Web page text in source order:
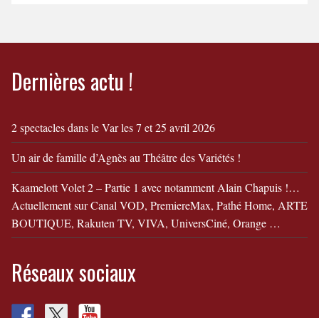
Dernières actu !
2 spectacles dans le Var les 7 et 25 avril 2026
Un air de famille d’Agnès au Théâtre des Variétés !
Kaamelott Volet 2 – Partie 1 avec notamment Alain Chapuis !…
Actuellement sur Canal VOD, PremiereMax, Pathé Home, ARTE
BOUTIQUE, Rakuten TV, VIVA, UniversCiné, Orange …
Réseaux sociaux